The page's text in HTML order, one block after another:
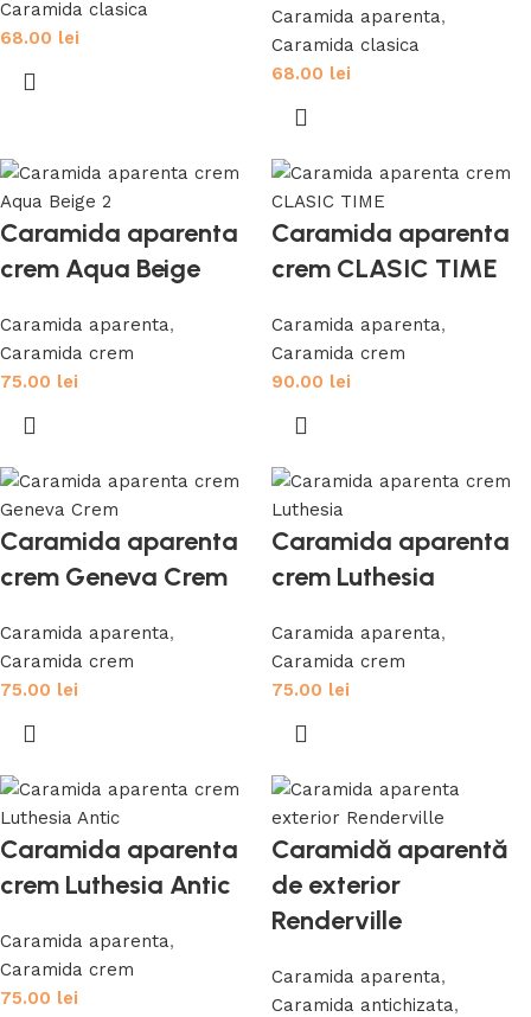
Caramida clasica
68.00 lei
Caramida aparenta,
Caramida clasica
68.00 lei
Caramida aparenta
crem Aqua Beige
Caramida aparenta,
Caramida crem
75.00 lei
Caramida aparenta
crem CLASIC TIME
Caramida aparenta,
Caramida crem
90.00 lei
Caramida aparenta
crem Geneva Crem
Caramida aparenta,
Caramida crem
75.00 lei
Caramida aparenta
crem Luthesia
Caramida aparenta,
Caramida crem
75.00 lei
Caramida aparenta
crem Luthesia Antic
Caramida aparenta,
Caramida crem
75.00 lei
Caramidă aparentă
de exterior
Renderville
Caramida aparenta,
Caramida antichizata,